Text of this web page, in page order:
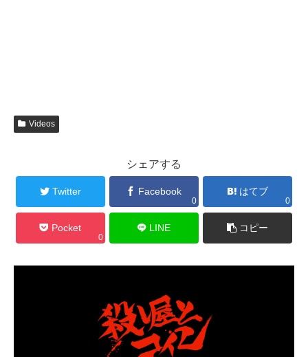
Videos
シェアする
Twitter Facebook
0
はてブ
0
Pocket
0
LINE コピー